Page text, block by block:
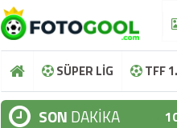
SÜPER LİG TFF
SON DAKİKA